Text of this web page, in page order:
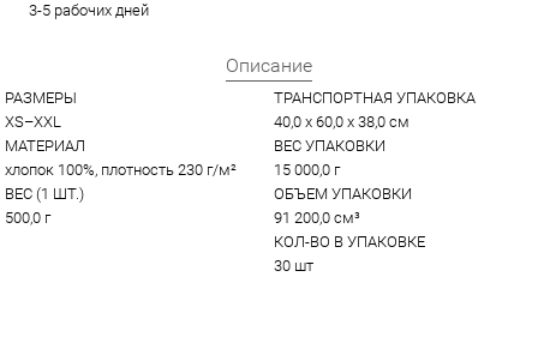
3-5 рабочих дней
Описание
РАЗМЕРЫ
XS–XXL
МАТЕРИАЛ
хлопок 100%, плотность 230 г/м²
ВЕС (1 ШТ.)
500,0 г
ТРАНСПОРТНАЯ УПАКОВКА
40,0 x 60,0 x 38,0 см
ВЕС УПАКОВКИ
15 000,0 г
ОБЪЕМ УПАКОВКИ
91 200,0 см³
КОЛ-ВО В УПАКОВКЕ
30 шт